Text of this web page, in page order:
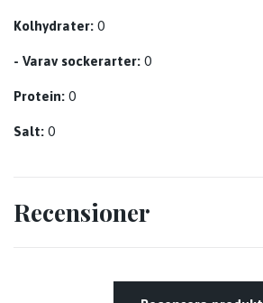
Kolhydrater: 0
- Varav sockerarter: 0
Protein: 0
Salt: 0
Recensioner